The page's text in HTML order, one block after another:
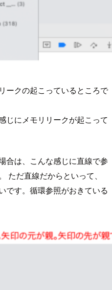
ークの起こっているところで
じにメモリリークが起こって
合は、こんな感じに直線で参
ただ直線だからといって、
です。循環参照がおきている